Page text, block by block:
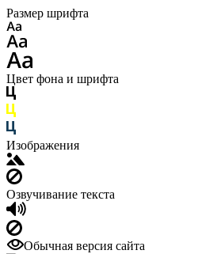
Размер шрифта
Цвет фона и шрифта
Изображения
Озвучивание текста
Обычная версия сайта